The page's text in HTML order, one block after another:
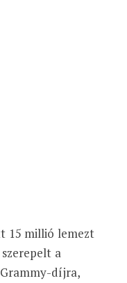
15 millió lemezt
a
díjra,